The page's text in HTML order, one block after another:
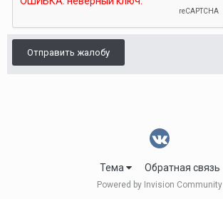
Отправить жалобу
Тема Обратная связь
Powered by Invision Community